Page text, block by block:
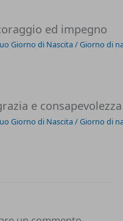
ed impegno
Giorno di Nascita /Giorno di
e consapevolezza
Giorno di Nascita /Giorno di